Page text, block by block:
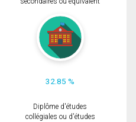
32.85 %
Diplôme d'études
collégiales ou d'études